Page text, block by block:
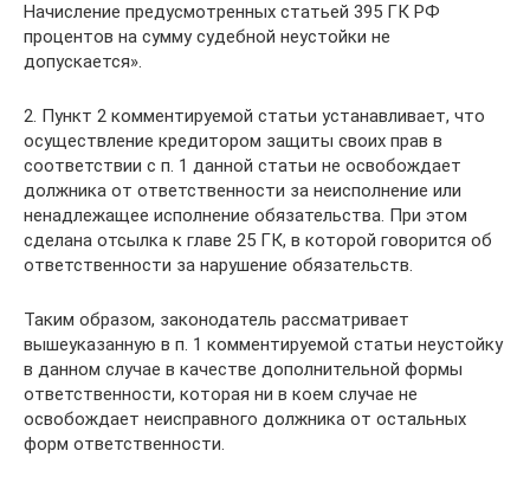
Начисление предусмотренных статьей 395 ГК РФ
процентов на сумму судебной неустойки не
допускается».
2. Пункт 2 комментируемой статьи устанавливает, что
осуществление кредитором защиты своих прав в
соответствии с п. 1 данной статьи не освобождает
должника от ответственности за неисполнение или
ненадлежащее исполнение обязательства. При этом
сделана отсылка к главе 25 ГК, в которой говорится об
ответственности за нарушение обязательств.
Таким образом, законодатель рассматривает
вышеуказанную в п. 1 комментируемой статьи неустойку
в данном случае в качестве дополнительной формы
ответственности, которая ни в коем случае не
освобождает неисправного должника от остальных
форм ответственности.